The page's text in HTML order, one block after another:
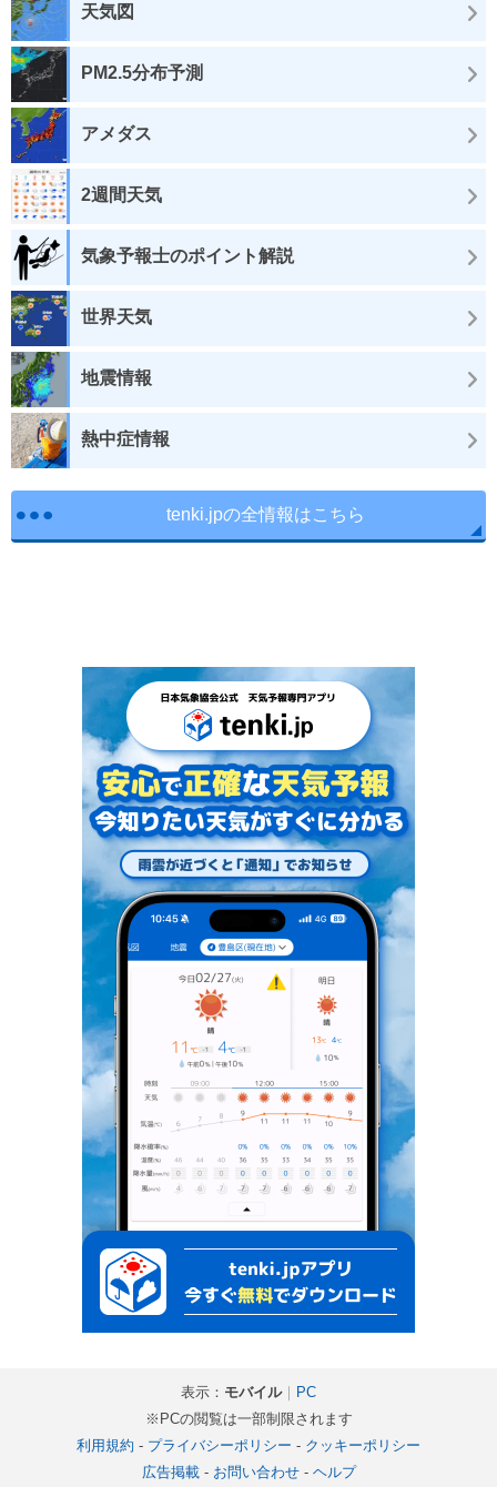
天気図
PM2.5分布予測
アメダス
2週間天気
気象予報士のポイント解説
世界天気
地震情報
熱中症情報
tenki.jpの全情報はこちら
表示： モバイル｜ PC
※PCの閲覧は一部制限されます
利用規約 - プライバシーポリシー - クッキーポリシー
広告掲載- お問い合わせ- ヘルプ